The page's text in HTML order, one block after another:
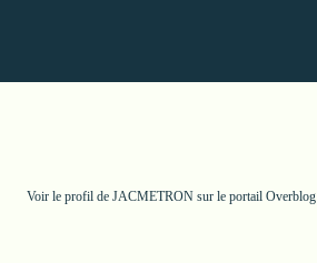
Voir le profil de JACMETRON sur le portail Overblog